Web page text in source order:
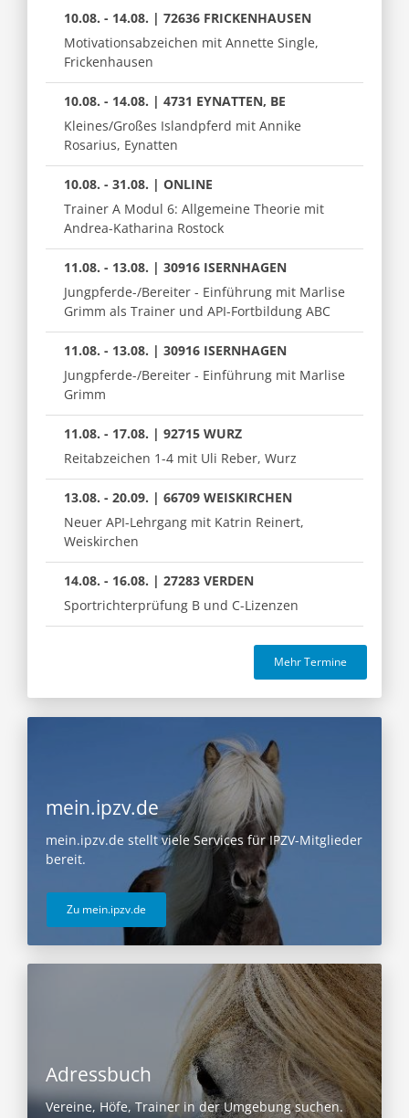
10.08. - 14.08. | 72636 FRICKENHAUSEN
Motivationsabzeichen mit Annette Single,
Frickenhausen
10.08. - 14.08. | 4731 EYNATTEN, BE
Kleines/Großes Islandpferd mit Annike
Rosarius, Eynatten
10.08. - 31.08. | ONLINE
Trainer A Modul 6: Allgemeine Theorie mit
Andrea-Katharina Rostock
11.08. - 13.08. | 30916 ISERNHAGEN
Jungpferde-/Bereiter - Einführung mit Marlise
Grimm als Trainer und API-Fortbildung ABC
11.08. - 13.08. | 30916 ISERNHAGEN
Jungpferde-/Bereiter - Einführung mit Marlise
Grimm
11.08. - 17.08. | 92715 WURZ
Reitabzeichen 1-4 mit Uli Reber, Wurz
13.08. - 20.09. | 66709 WEISKIRCHEN
Neuer API-Lehrgang mit Katrin Reinert,
Weiskirchen
14.08. - 16.08. | 27283 VERDEN
Sportrichterprüfung B und C-Lizenzen
Mehr Termine
mein.ipzv.de
mein.ipzv.de stellt viele Services für IPZV-Mitglieder
bereit.
Zu mein.ipzv.de
Adressbuch
Vereine, Höfe, Trainer in der Umgebung suchen.